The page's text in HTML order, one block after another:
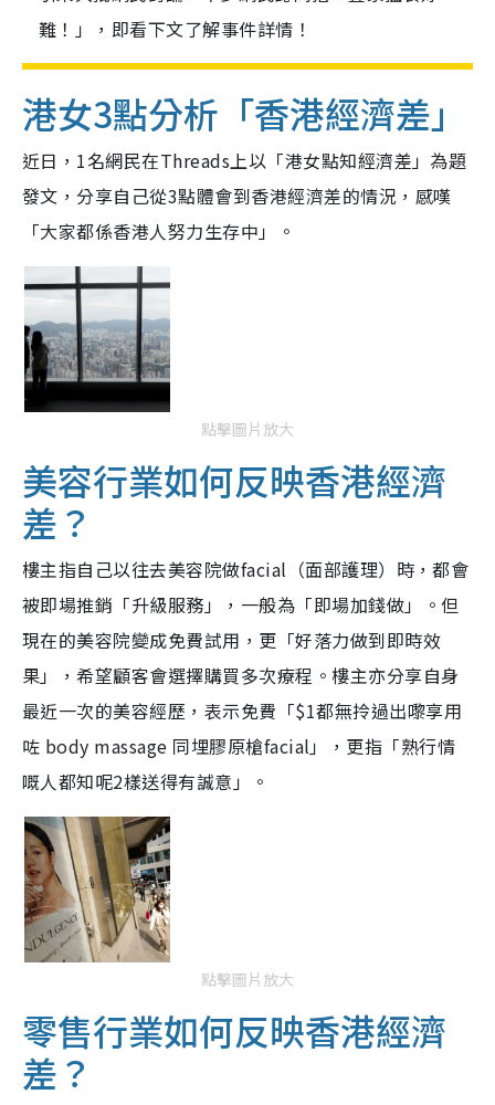
難！」，即看下文了解事件詳情！
港女3點分析「香港經濟差」
近日，1名網民在Threads上以「港女點知經濟差」為題
發文，分享自己從3點體會到香港經濟差的情況，感嘆
「大家都係香港人努力生存中」。
點擊圖片放大
美容行業如何反映香港經濟
差？
樓主指自己以往去美容院做facial（面部護理）時，都會
被即場推銷「升級服務」，一般為「即場加錢做」。但
現在的美容院變成免費試用，更「好落力做到即時效
果」，希望顧客會選擇購買多次療程。樓主亦分享自身
最近一次的美容經歷，表示免費「$1都無拎過出嚟享用
咗 body massage 同埋膠原槍facial」，更指「熟行情
嘅人都知呢2樣送得有誠意」。
點擊圖片放大
零售行業如何反映香港經濟
差？